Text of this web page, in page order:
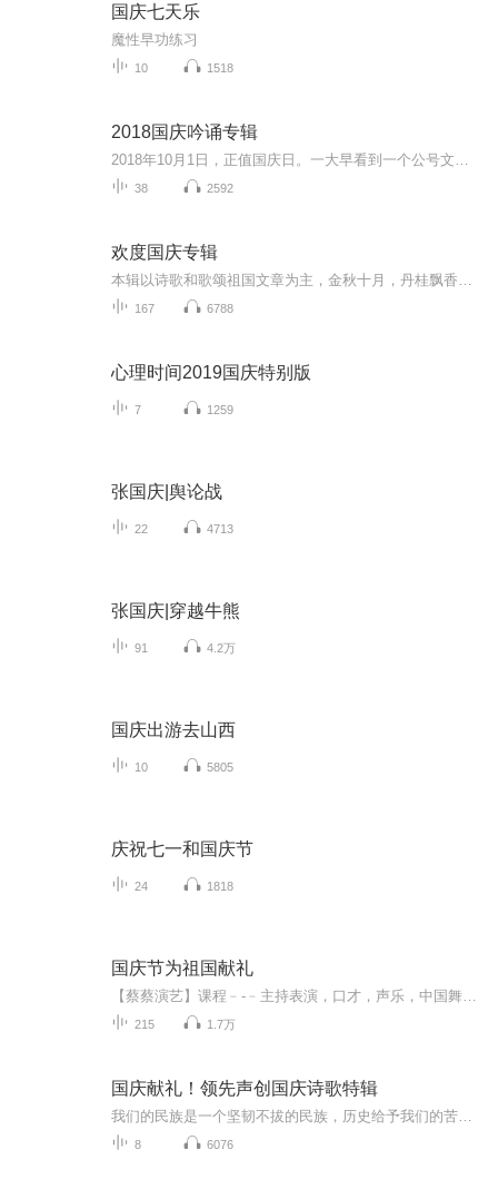
国庆七天乐
魔性早功练习
10 1518
2018国庆吟诵专辑
38 2592
欢度国庆专辑
167 6788
心理时间2019国庆特别版
7 1259
张国庆|舆论战
22 4713
张国庆|穿越牛熊
91 4.2万
国庆出游去山西
10 5805
庆祝七一和国庆节
24 1818
国庆节为祖国献礼
215 1.7万
国庆献礼！领先声创国庆诗歌特辑
8 6076